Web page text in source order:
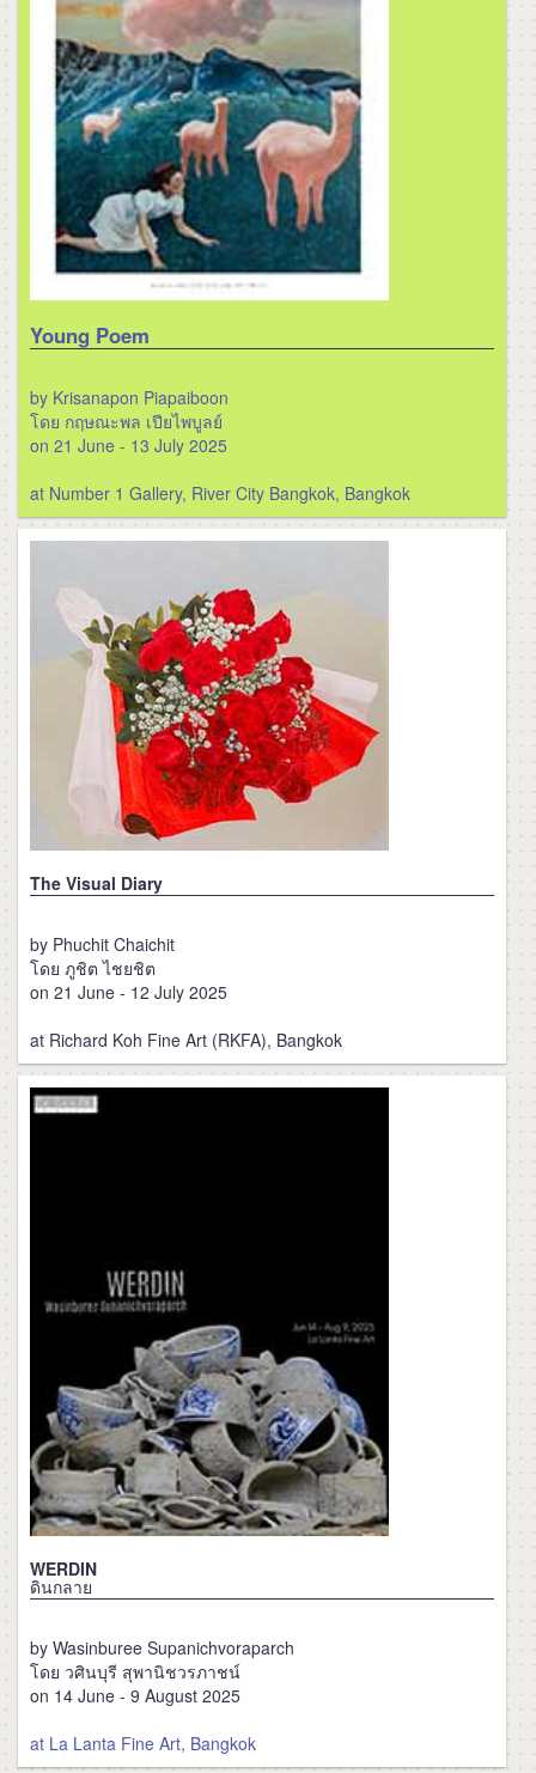
Young Poem
by Krisanapon Piapaiboon
โดย กฤษณะพล เปียไพบูลย์
on 21 June - 13 July 2025
at Number 1 Gallery, River City Bangkok, Bangkok
The Visual Diary
by Phuchit Chaichit
โดย ภูชิต ไชยชิต
on 21 June - 12 July 2025
at Richard Koh Fine Art (RKFA), Bangkok
WERDIN
ดินกลาย
by Wasinburee Supanichvoraparch
โดย วศินบุรี สุพานิชวรภาชน์
on 14 June - 9 August 2025
at La Lanta Fine Art, Bangkok